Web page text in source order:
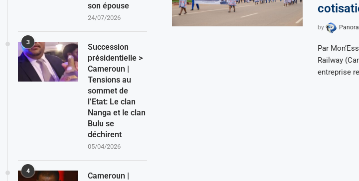
by
Par
Railway
entreprise
son épouse
24/07/2026
3
Succession
présidentielle >
Cameroun |
Tensions au
sommet de
l’Etat: Le clan
Nanga et le clan
Bulu se
déchirent
05/04/2026
4
Cameroun |